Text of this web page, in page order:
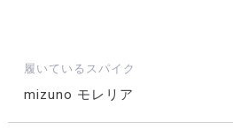
履いているスパイク
mizuno モレリア